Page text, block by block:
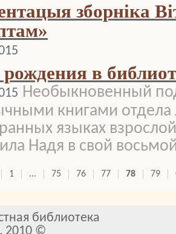
зборніка
в
Необыкновенный
книгами отдела
языках
Надя в свой
1 ... 75 76 77 78 79
библиотека